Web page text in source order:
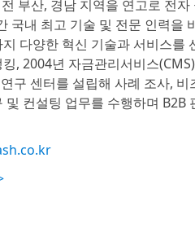
부산, 경남 지역을 연고로 전
국내 최고 기술 및 전문 인력
다양한 혁신 기술과 서비스
, 2004년 자금관리서비스
구 센터를 설립해 사례 조사,
컨설팅 업무를 수행하며 B2B